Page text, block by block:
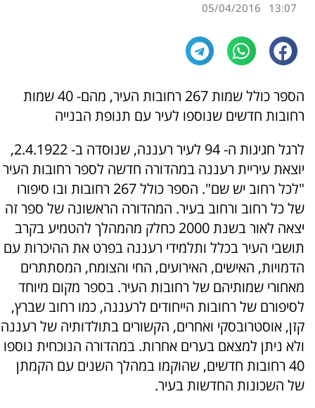
13:07
05/04/2016
הספר כולל שמות 267 רחובות העיר, מהם- 40 שמות
רחובות חדשים שנוספו לעיר עם תנופת הבנייה
לרגל חגיגות ה- 94 לעיר רעננה, שנוסדה ב- 2.4.1922,
יוצאת עיריית רעננה במהדורה חדשה לספר רחובות העיר
"לכל רחוב יש שם". הספר כולל 267 רחובות ובו סיפורו
של כל רחוב ורחוב בעיר. המהדורה הראשונה של ספר זה
יצאה לאור בשנת 2000 כחלק מהמהלך להטמיע בקרב
תושבי העיר בכלל ותלמידי רעננה בפרט את ההיכרות עם
הדמויות, האישים, האירועים, החי והצומח, המסתתרים
מאחורי שמותיהם של רחובות העיר. בספר מקום מיוחד
לסיפורם של רחובות הייחודים לרעננה, כמו רחוב שברץ,
קזן, אוסטרובסקי ואחרים, הקשורים בתולדותיה של רעננה
ולא ניתן למצאם בערים אחרות. במהדורה הנוכחית נוספו
40 רחובות חדשים, שהוקמו במהלך השנים עם הקמתן
של השכונות החדשות בעיר.